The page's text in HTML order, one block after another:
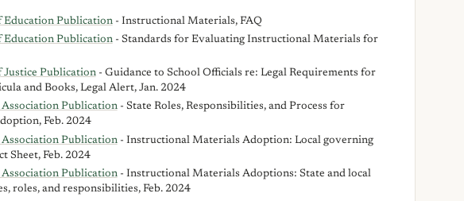
Publication- Instructional Materials, FAQ
Publication- Standards for Evaluating Instructional Materials for
Publication- Guidance to School Officials re: Legal Requirements for
and Books, Legal Alert, Jan. 2024
Publication- State Roles, Responsibilities, and Process for
Feb. 2024
Publication- Instructional Materials Adoption: Local governing
Sheet, Feb. 2024
Publication- Instructional Materials Adoptions: State and local
roles, and responsibilities, Feb. 2024